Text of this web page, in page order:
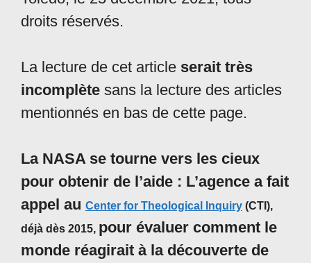
droits réservés.
La lecture de cet article serait très
incomplète sans la lecture des articles
mentionnés en bas de cette page.
La NASA se tourne vers les cieux
pour obtenir de l’aide : L’agence a fait
appel au Center for Theological Inquiry (CTI),
déjà dès 2015, pour évaluer comment le
monde réagirait à la découverte de